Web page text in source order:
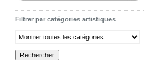
Filtrer par catégories artistiques